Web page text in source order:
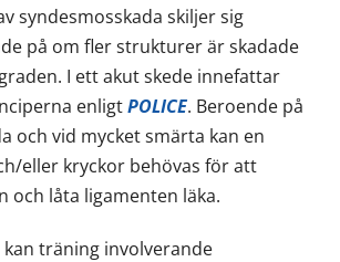
syndesmosskada skiljer sig
på om fler strukturer är skadade
I ett akut skede innefattar
enligtPOLICE. Beroende på
och vid mycket smärta kan en
eller kryckor behövas för att
och låta ligamenten läka.
kan träning involverande